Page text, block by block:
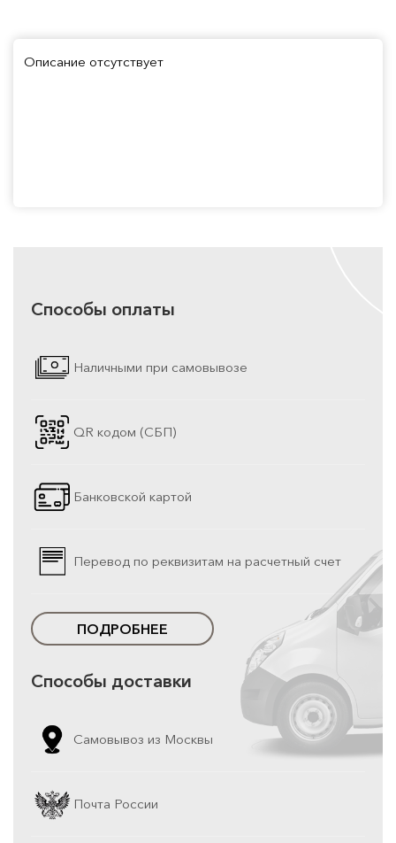
Описание отсутствует
Способы оплаты
Наличными при самовывозе
QR кодом (СБП)
Банковской картой
Перевод по реквизитам на расчетный счет
ПОДРОБНЕЕ
Способы доставки
Самовывоз из Москвы
Почта России